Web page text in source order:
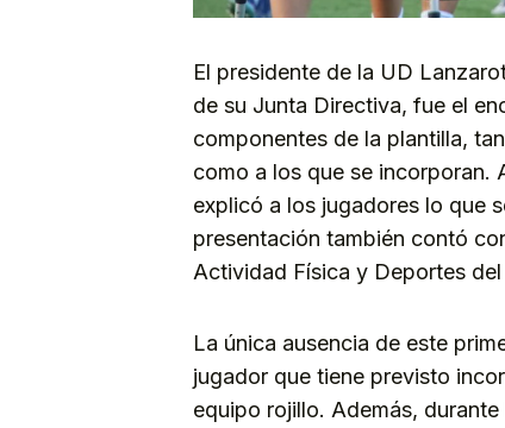
El presidente de la UD
de su Junta Directiva, fue el
componentes de la plantilla,
como a los que se incorporan.
explicó a los jugadores lo que
presentación también contó
Actividad Física y Deportes
La única ausencia de este
jugador que tiene previsto
equipo rojillo. Además,